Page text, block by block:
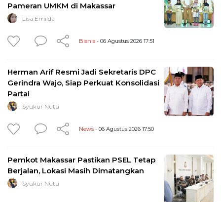
Pameran UMKM di Makassar
Lisa Emilda
Bisnis - 06 Agustus 2026 17:51
Herman Arif Resmi Jadi Sekretaris DPC
Gerindra Wajo, Siap Perkuat Konsolidasi
Partai
Syukur Nutu
News - 06 Agustus 2026 17:50
Pemkot Makassar Pastikan PSEL Tetap
Berjalan, Lokasi Masih Dimatangkan
Syukur Nutu